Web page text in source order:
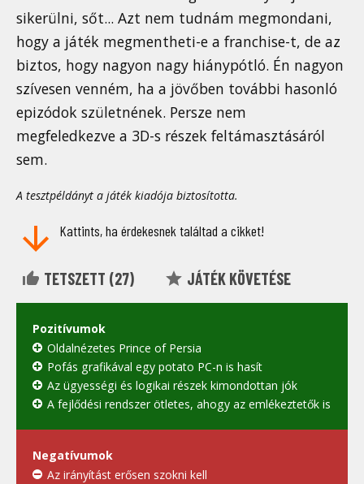
sikerülni, sőt... Azt nem tudnám megmondani,
hogy a játék megmentheti-e a franchise-t, de az
biztos, hogy nagyon nagy hiánypótló. Én nagyon
szívesen venném, ha a jövőben további hasonló
epizódok születnének. Persze nem
megfeledkezve a 3D-s részek feltámasztásáról
sem.
A tesztpéldányt a játék kiadója biztosította.
Kattints, ha érdekesnek találtad a cikket!
TETSZETT (27) JÁTÉK KÖVETÉSE
Pozitívumok
Oldalnézetes Prince of Persia
Pofás grafikával egy potato PC-n is hasít
Az ügyességi és logikai részek kimondottan jók
A fejlődési rendszer ötletes, ahogy az emlékeztetők is
Negatívumok
Az irányítást erősen szokni kell